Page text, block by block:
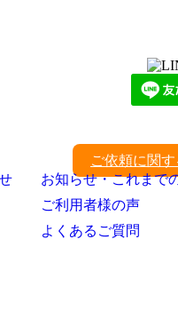
ご依頼に関
お知らせ・これまで
ご利用者様の声
よくあるご質問